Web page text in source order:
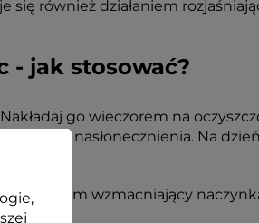
się również działaniem
- jak stosować?
go wieczorem na
silnego nasłonecznienia. Na dzień
Krem wzmacniający